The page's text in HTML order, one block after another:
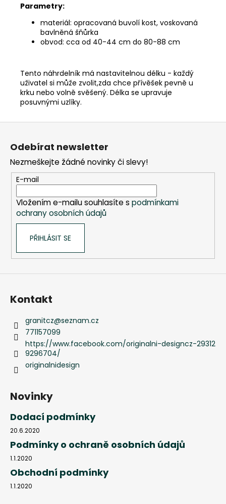
Parametry:
materiál: opracovaná buvolí kost, voskovaná
bavlněná šňůrka
obvod: cca od 40-44 cm do 80-88 cm
Tento náhrdelník má nastavitelnou délku - každý
uživatel si může zvolit,zda chce přívěšek pevně u
krku nebo volně svěšený. Délka se upravuje
posuvnými uzlíky.
Z
Odebírat newsletter
Nezmeškejte žádné novinky či slevy!
E-mail
Vložením e-mailu souhlasíte s podmínkami
ochrany osobních údajů
PŘIHLÁSIT SE
Kontakt
granitcz@seznam.cz
771157099
https://www.facebook.com/originalni-designcz-29312
9296704/
originalnidesign
Novinky
Dodací podmínky
20.6.2020
Podmínky o ochraně osobních údajů
1.1.2020
Obchodní podmínky
1.1.2020